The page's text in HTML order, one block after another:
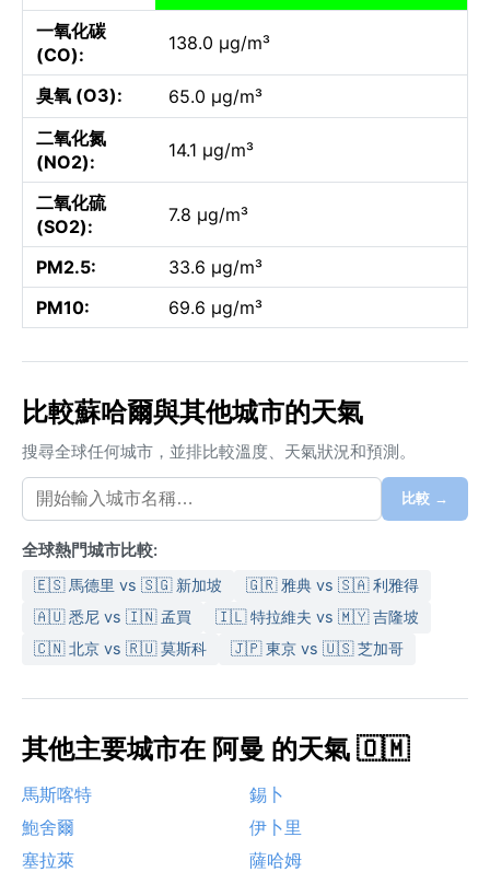
一氧化碳
(CO):
138.0 µg/m³
臭氧 (O3):
65.0 µg/m³
二氧化氮
(NO2):
14.1 µg/m³
二氧化硫
(SO2):
7.8 µg/m³
PM2.5:
33.6 µg/m³
PM10:
69.6 µg/m³
比較蘇哈爾與其他城市的天氣
搜尋全球任何城市，並排比較溫度、天氣狀況和預測。
比較 →
全球熱門城市比較:
🇪🇸 馬德里 vs 🇸🇬 新加坡
🇬🇷 雅典 vs 🇸🇦 利雅得
🇦🇺 悉尼 vs 🇮🇳 孟買
🇮🇱 特拉維夫 vs 🇲🇾 吉隆坡
🇨🇳 北京 vs 🇷🇺 莫斯科
🇯🇵 東京 vs 🇺🇸 芝加哥
其他主要城市在 阿曼 的天氣 🇴🇲
馬斯喀特
錫卜
鮑舍爾
伊卜里
塞拉萊
薩哈姆